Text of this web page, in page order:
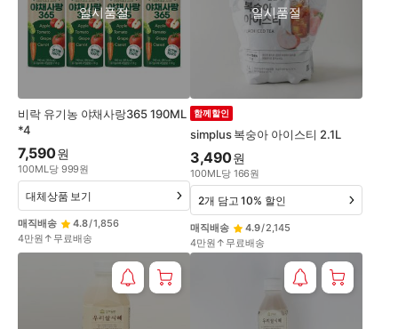
비락 유기농 야채사랑365 190ML
*4
일시품절
7,590원
100ML당 999원
매직배송 4.8/1,856
4만원↑무료배송
대체상품 보기
simplus 복숭아 아이스티 2.1L
일시품절
함께할인
3,490원
100ML당 166원
매직배송 4.9/2,145
4만원↑무료배송
2개 담고 10% 할인